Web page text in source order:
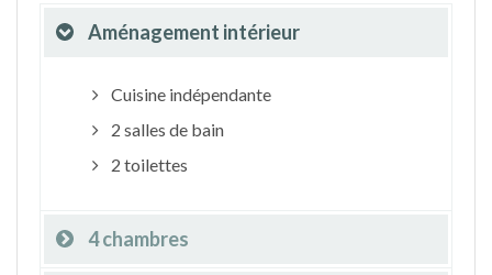
Aménagement intérieur
Cuisine indépendante
2 salles de bain
2 toilettes
4 chambres